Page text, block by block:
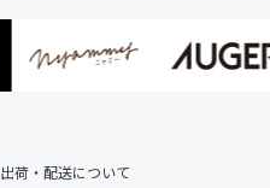
出荷・配送について